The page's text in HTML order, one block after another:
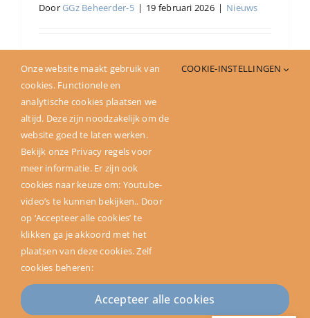
DoorGGz Beheerder-5 | 19 februari 2026 | Nieuws
zichzelf te leren[...]
Lees meer
Copyright ©2024 SAM. All rights reserved | Powered by
Ontwerpgroep Lale
Onze website maakt gebruik van
cookies. Functionele en
analytische cookies plaatsen we
altijd. Deze zijn noodzakelijk om de
website goed te laten werken.
Bekijk onze Privacy regels voor
meer informatie. Er zijn ook
cookies naar keuze om: Youtube-
video’s te kunnen bekijken.. Door
op ‘Accepteer alle cookies’ te
klikken ga je akkoord met het
plaatsen van deze cookies. Zelf
cookies beheren:
COOKIE-INSTELLINGEN
Accepteer alle cookies